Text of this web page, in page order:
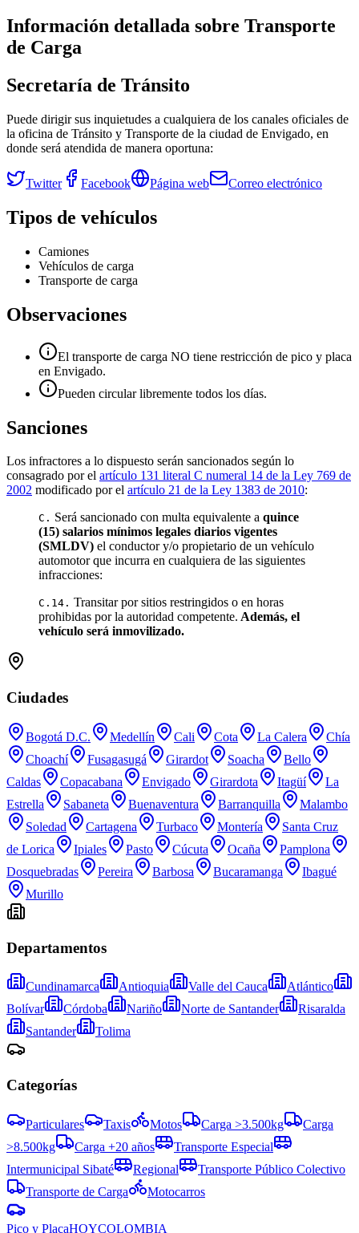
Información detallada sobre Transporte
de Carga
Secretaría de Tránsito
Puede dirigir sus inquietudes a cualquiera de los canales oficiales de
la oficina de Tránsito y Transporte de la ciudad de Envigado, en
donde será atendida de manera oportuna:
Twitter Facebook Página web Correo electrónico
Tipos de vehículos
Camiones
Vehículos de carga
Transporte de carga
Observaciones
El transporte de carga NO tiene restricción de pico y placa
en Envigado.
Pueden circular libremente todos los días.
Sanciones
Los infractores a lo dispuesto serán sancionados según lo
consagrado por el artículo 131 literal C numeral 14 de la Ley 769 de
2002 modificado por el artículo 21 de la Ley 1383 de 2010:
C. Será sancionado con multa equivalente a quince
(15) salarios mínimos legales diarios vigentes
(SMLDV) el conductor y/o propietario de un vehículo
automotor que incurra en cualquiera de las siguientes
infracciones:
C.14. Transitar por sitios restringidos o en horas
prohibidas por la autoridad competente. Además, el
vehículo será inmovilizado.
Ciudades
Bogotá D.C. Medellín Cali Cota La Calera
Chía
Choachí
Fusagasugá Girardot Soacha
Bello
Caldas
Copacabana Envigado Girardota Itagüí
La
Estrella
Sabaneta Buenaventura Barranquilla
Malambo
Soledad
Cartagena Turbaco Montería
Santa Cruz
de Lorica
Ipiales Pasto Cúcuta Ocaña
Pamplona
Dosquebradas
Pereira Barbosa Bucaramanga
Ibagué
Murillo
Departamentos
Cundinamarca Antioquia Valle del Cauca
Atlántico
Bolívar
Córdoba Nariño Norte de Santander
Risaralda
Santander
Tolima
Categorías
Particulares Taxis Motos Carga >3.500kg
Carga
>8.500kg
Carga +20 años
Transporte Especial
Intermunicipal Sibaté
Regional
Transporte Público Colectivo
Transporte de Carga
Motocarros
Pico y PlacaHOYCOLOMBIA